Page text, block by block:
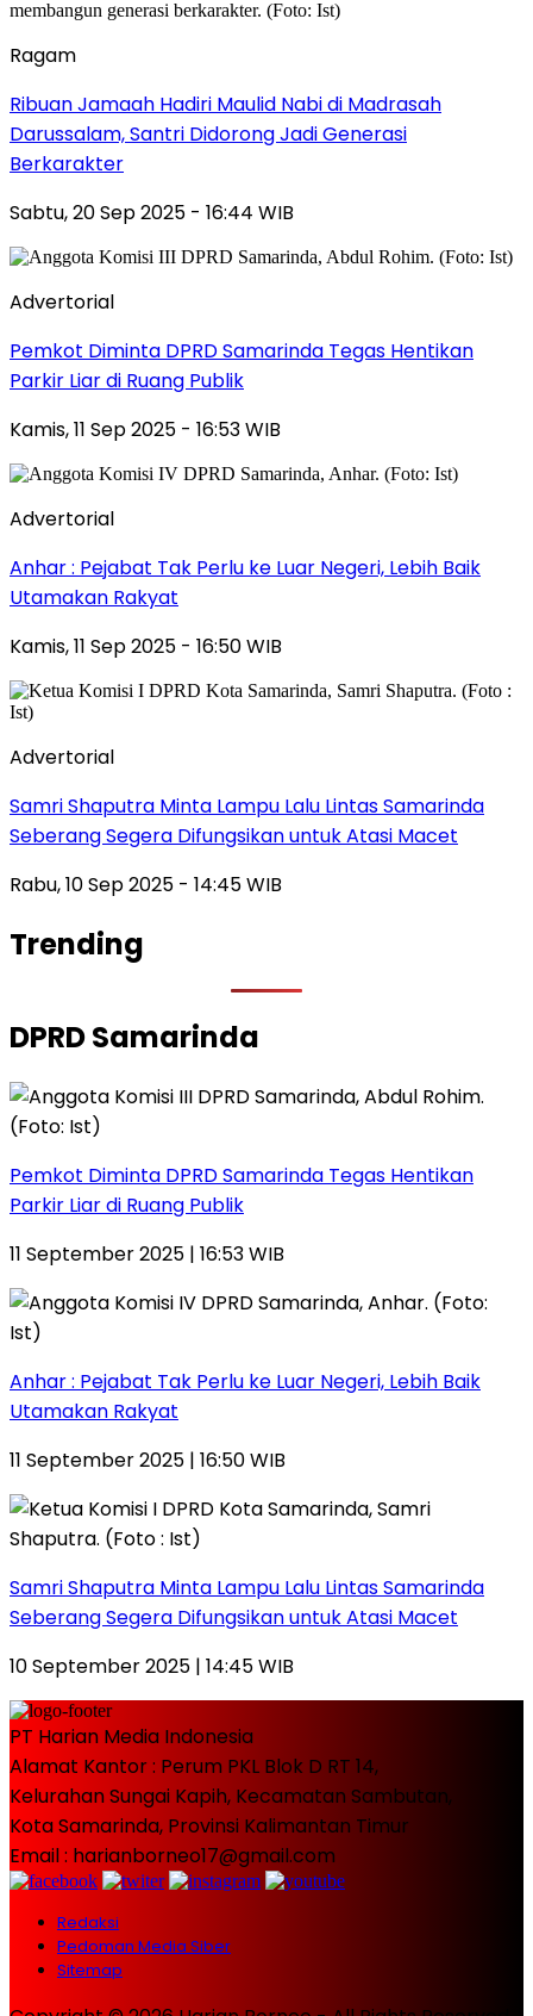
Ragam
Ribuan Jamaah Hadiri Maulid Nabi di Madrasah
Darussalam, Santri Didorong Jadi Generasi
Berkarakter
Sabtu, 20 Sep 2025 - 16:44 WIB
Advertorial
Pemkot Diminta DPRD Samarinda Tegas Hentikan
Parkir Liar di Ruang Publik
Kamis, 11 Sep 2025 - 16:53 WIB
Advertorial
Anhar : Pejabat Tak Perlu ke Luar Negeri, Lebih Baik
Utamakan Rakyat
Kamis, 11 Sep 2025 - 16:50 WIB
Advertorial
Samri Shaputra Minta Lampu Lalu Lintas Samarinda
Seberang Segera Difungsikan untuk Atasi Macet
Rabu, 10 Sep 2025 - 14:45 WIB
Trending
DPRD Samarinda
Pemkot Diminta DPRD Samarinda Tegas Hentikan
Parkir Liar di Ruang Publik
11 September 2025 | 16:53 WIB
Anhar : Pejabat Tak Perlu ke Luar Negeri, Lebih Baik
Utamakan Rakyat
11 September 2025 | 16:50 WIB
Samri Shaputra Minta Lampu Lalu Lintas Samarinda
Seberang Segera Difungsikan untuk Atasi Macet
10 September 2025 | 14:45 WIB
PT Harian Media Indonesia
Alamat Kantor : Perum PKL Blok D RT 14,
Kelurahan Sungai Kapih, Kecamatan Sambutan,
Kota Samarinda, Provinsi Kalimantan Timur
Email : harianborneo17@gmail.com
Redaksi
Pedoman Media Siber
Sitemap